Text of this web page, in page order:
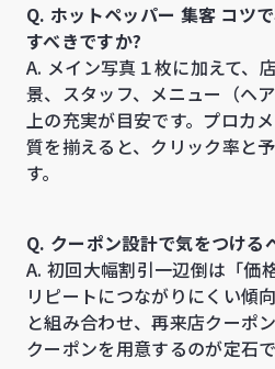
Q. ホットペッパー 集客 コツ
すべきですか?
A. メイン写真１枚に加えて、
景、スタッフ、メニュー（ヘ
上の充実が目安です。プロカ
質を揃えると、クリック率と
す。
Q. クーポン設計で気をつける
A. 初回大幅割引一辺倒は「価
リピートにつながりにくい傾
と組み合わせ、再来店クーポ
クーポンを用意するのが定石で